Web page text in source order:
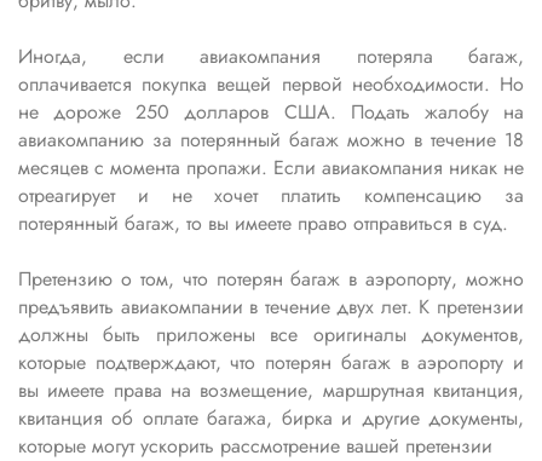
Иногда, если авиакомпания потеряла багаж,
оплачивается покупка вещей первой необходимости. Но
не дороже 250 долларов США. Подать жалобу на
авиакомпанию за потерянный багаж можно в течение 18
месяцев с момента пропажи. Если авиакомпания никак не
отреагирует и не хочет платить компенсацию за
потерянный багаж, то вы имеете право отправиться в суд.
Претензию о том, что потерян багаж в аэропорту, можно
предъявить авиакомпании в течение двух лет. К претензии
должны быть приложены все оригиналы документов,
которые подтверждают, что потерян багаж в аэропорту и
вы имеете права на возмещение, маршрутная квитанция,
квитанция об оплате багажа, бирка и другие документы,
которые могут ускорить рассмотрение вашей претензии